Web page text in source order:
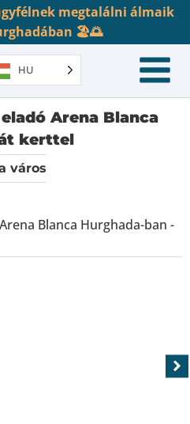
megtalálni álmaik
🏖️🌅
HU
Arena Blanca
kerttel
város
Blanca Hurghada-ban -